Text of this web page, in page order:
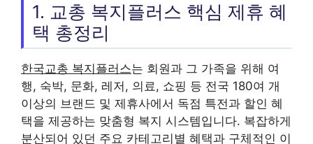
1. 교총 복지플러스 핵심 제휴 혜
택 총정리
한국교총 복지플러스는 회원과 그 가족을 위해 여
행, 숙박, 문화, 레저, 의료, 쇼핑 등 전국 180여 개
이상의 브랜드 및 제휴사에서 독점 특전과 할인 혜
택을 제공하는 맞춤형 복지 시스템입니다. 복잡하게
분산되어 있던 주요 카테고리별 혜택과 구체적인 이